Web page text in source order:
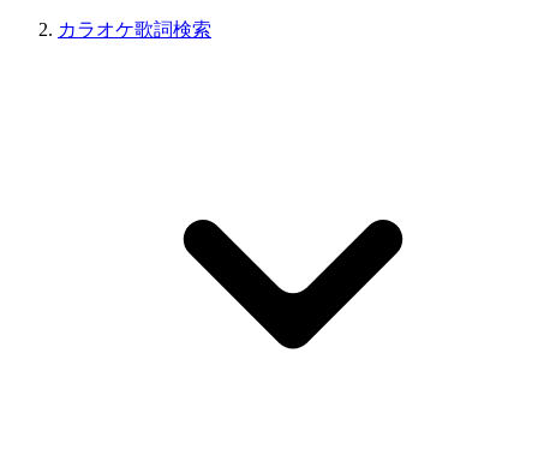
カラオケ歌詞検索